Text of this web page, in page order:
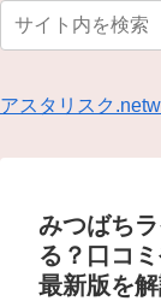
アスタリスク
みつばち
る？口コ
最新版を